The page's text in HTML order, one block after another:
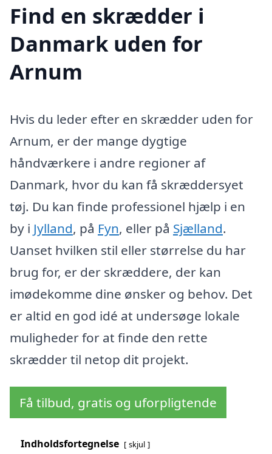
Find en skrædder i
Danmark uden for
Arnum
Hvis du leder efter en skrædder uden for
Arnum, er der mange dygtige
håndværkere i andre regioner af
Danmark, hvor du kan få skræddersyet
tøj. Du kan finde professionel hjælp i en
by i Jylland, på Fyn, eller på Sjælland.
Uanset hvilken stil eller størrelse du har
brug for, er der skræddere, der kan
imødekomme dine ønsker og behov. Det
er altid en god idé at undersøge lokale
muligheder for at finde den rette
skrædder til netop dit projekt.
Få tilbud, gratis og uforpligtende
Indholdsfortegnelse skjul